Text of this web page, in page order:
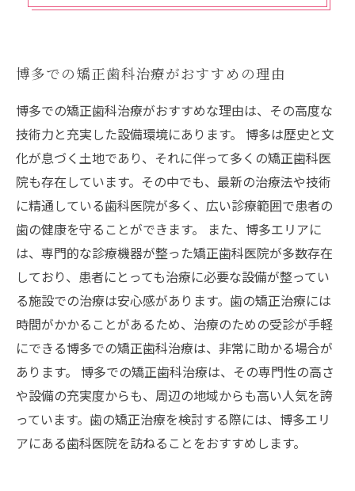
博多での矯正歯科治療がおすすめの理由
博多での矯正歯科治療がおすすめな理由は、その高度な
技術力と充実した設備環境にあります。 博多は歴史と文
化が息づく土地であり、それに伴って多くの矯正歯科医
院も存在しています。その中でも、最新の治療法や技術
に精通している歯科医院が多く、広い診療範囲で患者の
歯の健康を守ることができます。 また、博多エリアに
は、専門的な診療機器が整った矯正歯科医院が多数存在
しており、患者にとっても治療に必要な設備が整ってい
る施設での治療は安心感があります。歯の矯正治療には
時間がかかることがあるため、治療のための受診が手軽
にできる博多での矯正歯科治療は、非常に助かる場合が
あります。 博多での矯正歯科治療は、その専門性の高さ
や設備の充実度からも、周辺の地域からも高い人気を誇
っています。歯の矯正治療を検討する際には、博多エリ
アにある歯科医院を訪ねることをおすすめします。